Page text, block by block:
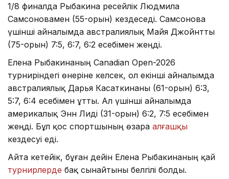
1/8 финалда Рыбакина ресейлік Людмила
Самсоновамен (55-орын) кездеседі. Самсонова
үшінші айналымда австралиялық Майя Джойнтты
(75-орын) 7:5, 6:7, 6:2 есебімен жеңді.
Елена Рыбакинаның Canadian Open-2026
турниріндегі өнеріне келсек, ол екінші айналымда
австралиялық Дарья Касаткинаны (61-орын) 6:3,
5:7, 6:4 есебімен ұтты. Ал үшінші айналымда
америкалық Энн Лиді (31-орын) 6:2, 7:5 есебімен
жеңді. Бұл қос спортшының өзара алғашқы
кездесуі еді.
Айта кетейік, бұған дейін Елена Рыбакинаның қай
турнирлерде бақ сынайтыны белгілі болды.